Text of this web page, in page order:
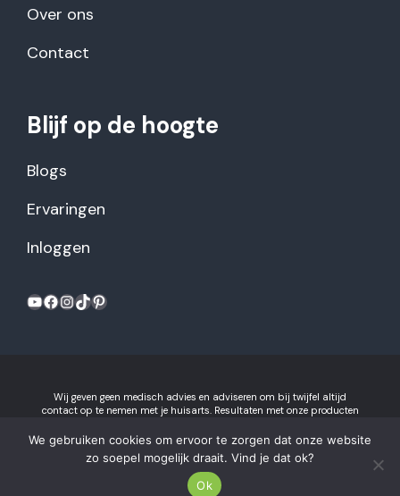
Over ons
Contact
Blijf op de hoogte
Blogs
Ervaringen
Inloggen
Wij geven geen medisch advies en adviseren om bij twijfel altijd
contact op te nemen met je huisarts. Resultaten met onze producten
privacyverklaring
Gezonderecepten.nl is onderdeel van Recept voor Succes B.V.
2026 © Gezonderecepten.nl.
We gebruiken cookies om ervoor te zorgen dat onze website
zo soepel mogelijk draait. Vind je dat ok?
Ok